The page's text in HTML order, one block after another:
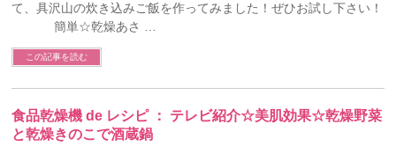
て、具沢山の炊き込みご飯を作ってみました！ぜひお試し下さい！
簡単☆乾燥あさ …
この記事を読む
食品乾燥機 de レシピ ： テレビ紹介☆美肌効果☆乾燥野菜
と乾燥きのこで酒蔵鍋